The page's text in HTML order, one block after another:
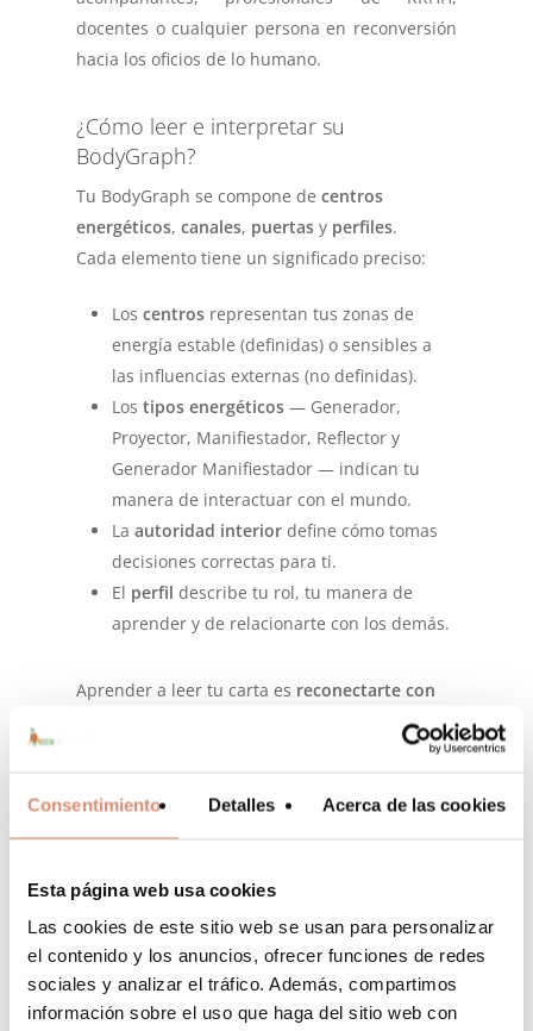
Consentimiento Detalles Acerca de las cookies
Esta página web usa cookies
Las cookies de este sitio web se usan para personalizar
el contenido y los anuncios, ofrecer funciones de redes
sociales y analizar el tráfico. Además, compartimos
información sobre el uso que haga del sitio web con
No hay productos en el carrito.
Go To Shop
docentes o cualquier persona en reconversión
hacia los oficios de lo humano.
¿Cómo leer e interpretar su
BodyGraph?
Tu BodyGraph se compone de centros
energéticos, canales, puertas y perfiles.
Cada elemento tiene un significado preciso:
Los centros representan tus zonas de
energía estable (definidas) o sensibles a
las influencias externas (no definidas).
Los tipos energéticos — Generador,
Proyector, Manifiestador, Reflector y
Generador Manifiestador — indican tu
manera de interactuar con el mundo.
La autoridad interior define cómo tomas
decisiones correctas para ti.
El perfil describe tu rol, tu manera de
aprender y de relacionarte con los demás.
Aprender a leer tu carta es reconectarte con
Es reconocer lo que es auténtico y soltar las
personal
ElDiseño Humanose ha convertido en una
herramienta imprescindible en eldesarrollo
personaly el coaching.
Permite comprender mejor las diferencias